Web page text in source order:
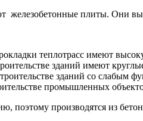
железобетонные плиты. Они
теплотрасс имеют
зданий имеют
зданий со слабым
промышленных
производятся из